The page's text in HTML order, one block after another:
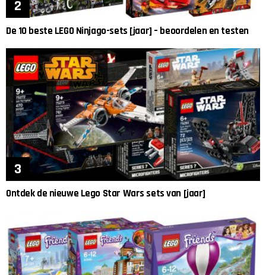
De 10 beste LEGO Ninjago-sets [jaar] – beoordelen en testen
Ontdek de nieuwe Lego Star Wars sets van [jaar]